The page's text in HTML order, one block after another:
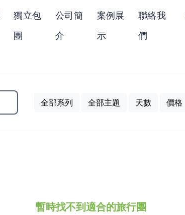
獨立包
團
公司簡
介
案例展
示
聯絡我
們
暫時找不到適合的旅行團